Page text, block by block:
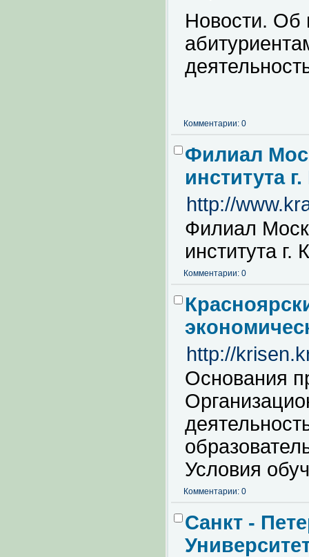
Новости. Об
Комментарии: 0
Филиал
института
http://
Филиал
института г.
Комментарии: 0
http://
Основания
Условия
Комментарии: 0
Санкт -